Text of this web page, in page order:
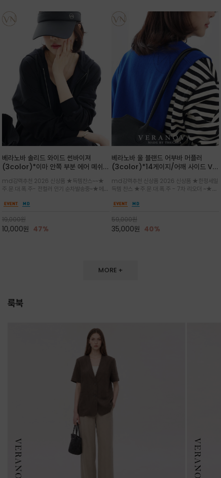
베라노바 솔리드 와이드 썬바이져
(3color)*이마 안쪽 부분 에어 메쉬
노바 심볼 전사 인쇄(Transfer
Printing)뒷밴딩으로 사이즈 조절이 가
능해 누구나 안정적으로 착용
md강력추천 2026 신상품 ★득템찬스~~★
주.문.대.폭.주- 전컬러 인기 순차발송중~★메쉬
일 보송보송한 스킨케어 핏(Skin-care fit)을
프,여행까지~~
19,000원
10,000원 47%
베라노바 울 블랜드 어부바 머플러
(3color)*14게이지/어깨 사이드 VN
잡는 감각적인 레이어드 니트 어부바숄/
뒷면의 은은한 V자 조직감과 부드러운
터치감으로 완성도를 높였으며, 단조로
md강력추천 신상품 2026 신상품 ★한정세일
득템 찬스 ★주.문.대.폭.주 - 7차 리오더 ~★셔
인트를 주기 좋으며, 소매 끝단에 위치한 실버
스러움을 동시에
59,000원
35,000원 40%
MORE +
룩북